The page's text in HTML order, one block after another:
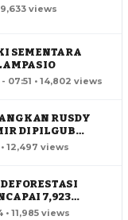
views
SEMENTARA
• 14,802 views
RUSDY
DI PILGUB
12,497 views
7,923
• 11,985 views